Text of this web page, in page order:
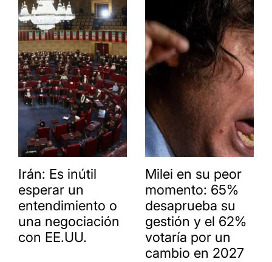
Irán: Es inútil
esperar un
entendimiento o
una negociación
con EE.UU.
Milei en su peor
momento: 65%
desaprueba su
gestión y el 62%
votaría por un
cambio en 2027